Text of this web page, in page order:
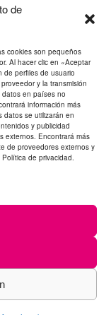
de
cookies son pequeños
Al hacer clic en «Aceptar
de perfiles de usuario
y la transmisión
en países no
información más
datos se utilizarán en
y publicidad
externos. Encontrará más
de proveedores externos y
de privacidad.
reservados.
de Cookies